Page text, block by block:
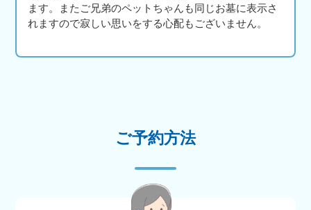
ます。またご兄弟のペットちゃんも同じお墓に表示さ
れますので寂しい思いをする心配もございません。
ご予約方法